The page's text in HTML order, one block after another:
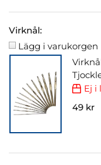
Virknål:
Lägg i varukorgen
Ej i
49 kr